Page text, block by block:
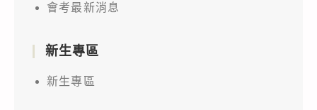
會考最新消息
新生專區
新生專區